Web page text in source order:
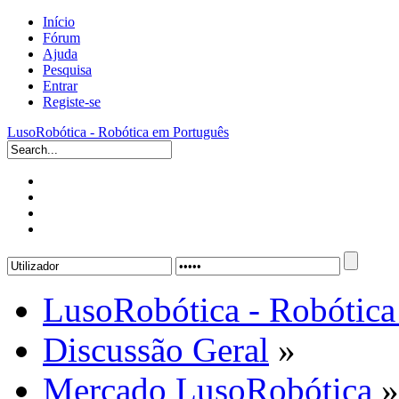
Início
Fórum
Ajuda
Pesquisa
Entrar
Registe-se
LusoRobótica - Robótica em Português
LusoRobótica -
Discussão Geral »
Mercado LusoRobótica »